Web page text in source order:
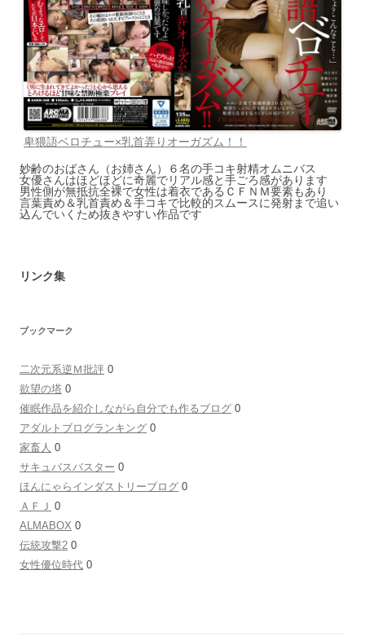
卑猥語ベロチュー×乳首弄りオーガズム！！
妙齢のおばさん（お姉さん）６名の手コキ射精オムニバス
女優さんはほどほどに奇麗でリアル感と手ごろ感があります
男性側が無抵抗全裸で女性は着衣であるＣＦＮＭ要素もあり
言葉責め＆乳首責め＆手コキで比較的スムースに発射まで追い
込んでいくため抜きやすい作品です
リンク集
ブックマーク
二次元系逆Ｍ批評 0
欲望の塔 0
催眠作品を紹介しながら自分でも作るブログ 0
アダルトブログランキング 0
家畜人 0
サキュバスバスター 0
ほんにゃらインダストリーブログ 0
ＡＦＪ 0
ALMABOX 0
伝統攻撃2 0
女性優位時代 0